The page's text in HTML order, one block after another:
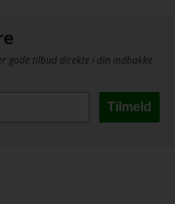
gode tilbud direkte i din indbakke
Tilmeld